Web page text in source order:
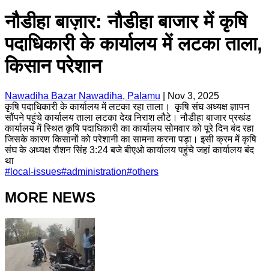
नौडीहा बाज़ार: नौडीहा बाजार में कृषि
पदाधिकारी के कार्यालय में लटका ताला,
किसान परेशान
Nawadiha Bazar Nawadiha, Palamu
Nov 3, 2025
कृषि पदाधिकारी के कार्यालय में लटका रहा ताला। कृषि संघ अध्यक्ष ज्ञापन
सौंपने पहुंचे कार्यालय ताला लटका देख निराश लौटे। नौडीहा बाजार प्रखंड
कार्यालय में स्थित कृषि पदाधिकारी का कार्यालय सोमवार को पूरे दिन बंद रहा
जिसके कारण किसानों को परेशानी का सामना करना पड़ा। इसी क्रम में कृषि
संघ के अध्यक्ष रौशन सिंह 3:24 बजे बीएओ कार्यालय पहुंचे जहां कार्यालय बंद
था
# local-issues#administration#others
MORE NEWS